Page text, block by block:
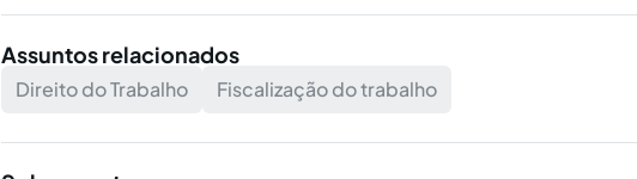
Assuntos relacionados
Direito do Trabalho Fiscalização do trabalho